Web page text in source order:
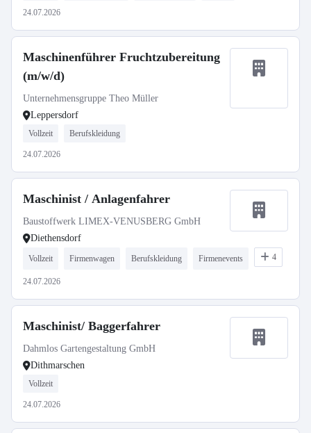
24.07.2026
Maschinenführer Fruchtzubereitung
(m/w/d)
Unternehmensgruppe Theo Müller
Leppersdorf
Vollzeit Berufskleidung
24.07.2026
Maschinist / Anlagenfahrer
Baustoffwerk LIMEX-VENUSBERG GmbH
Diethensdorf
Vollzeit Firmenwagen Berufskleidung Firmenevents 4
24.07.2026
Maschinist/ Baggerfahrer
Dahmlos Gartengestaltung GmbH
Dithmarschen
Vollzeit
24.07.2026